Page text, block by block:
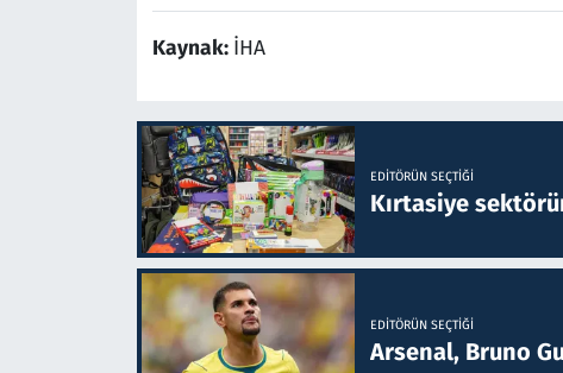
Kaynak: İHA
EDITÖRÜN SEÇTIĞI
Kırtasiye
EDITÖRÜN SEÇTIĞI
Arsenal, Bruno